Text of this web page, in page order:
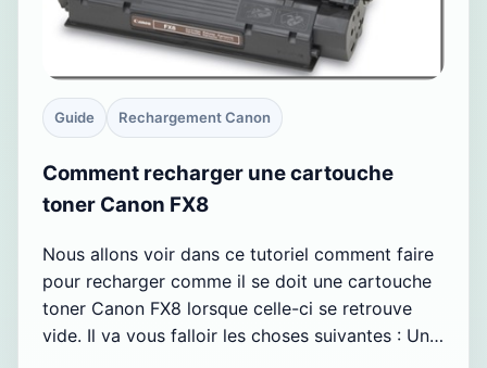
Guide Rechargement Canon
Comment recharger une cartouche
toner Canon FX8
Nous allons voir dans ce tutoriel comment faire
pour recharger comme il se doit une cartouche
toner Canon FX8 lorsque celle-ci se retrouve
vide. Il va vous falloir les choses suivantes : Un…